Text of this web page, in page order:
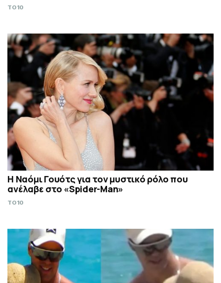
TO10
Η Ναόμι Γουότς για τον μυστικό ρόλο που
ανέλαβε στο «Spider-Man»
TO10